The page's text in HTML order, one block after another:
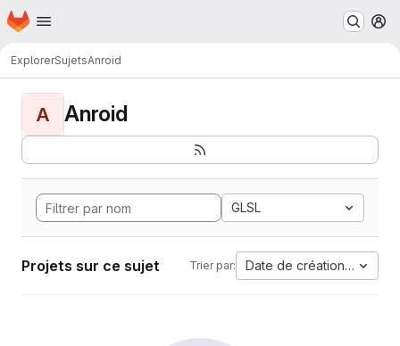
Passer au contenu principal
Page d'accueil
ExplorerSujetsAnroid
A Anroid
GLSL
Projets sur ce sujet Trier par: Date de création la plus